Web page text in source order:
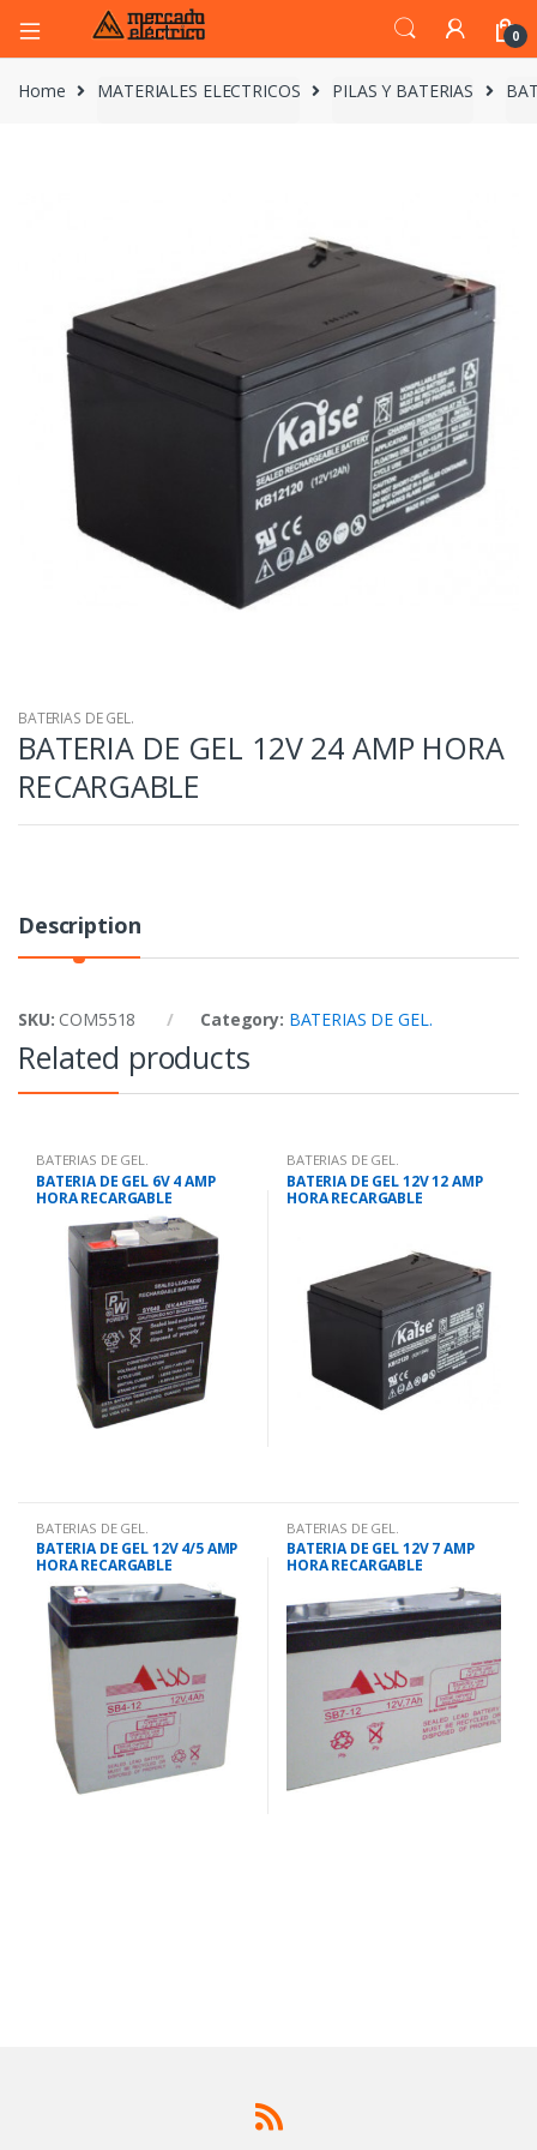
0
Home MATERIALES ELECTRICOS PILAS Y BATERIAS
BATERIAS DE GEL.
BATERIA DE GEL 12V 24 AMP HORA
RECARGABLE
Description
SKU: COM5518 Category: BATERIAS DE GEL.
Related products
BATERIAS DE GEL.
BATERIA DE GEL 6V 4 AMP
HORA RECARGABLE
BATERIAS DE GEL.
BATERIA DE GEL 12V 12 AMP
HORA RECARGABLE
BATERIAS DE GEL.
BATERIA DE GEL 12V 4/5 AMP
HORA RECARGABLE
BATERIAS DE GEL.
BATERIA DE GEL 12V 7 AMP
HORA RECARGABLE